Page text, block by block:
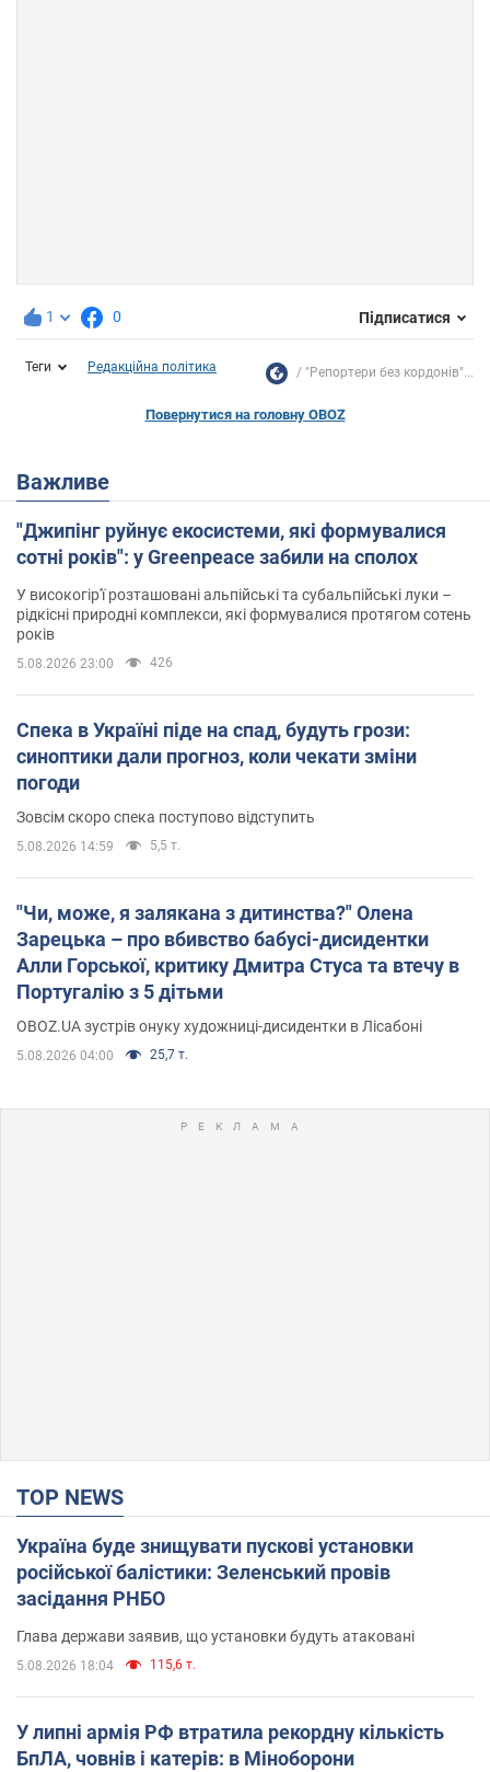
1 0 Підписатися
Теги Редакційна політика "Репортери без кордонів"...
Повернутися на головну OBOZ
Важливе
"Джипінг руйнує екосистеми, які формувалися
сотні років": у Greenpeace забили на сполох
У високогір'ї розташовані альпійські та субальпійські луки –
рідкісні природні комплекси, які формувалися протягом сотень
років
5.08.2026 23:00 426
Спека в Україні піде на спад, будуть грози:
синоптики дали прогноз, коли чекати зміни
погоди
Зовсім скоро спека поступово відступить
5.08.2026 14:59 5,5 т.
"Чи, може, я залякана з дитинства?" Олена
Зарецька – про вбивство бабусі-дисидентки
Алли Горської, критику Дмитра Стуса та втечу в
Португалію з 5 дітьми
OBOZ.UA зустрів онуку художниці-дисидентки в Лісабоні
5.08.2026 04:00 25,7 т.
TOP NEWS
Україна буде знищувати пускові установки
російської балістики: Зеленський провів
засідання РНБО
Глава держави заявив, що установки будуть атаковані
5.08.2026 18:04 115,6 т.
У липні армія РФ втратила рекордну кількість
БпЛА, човнів і катерів: в Міноборони